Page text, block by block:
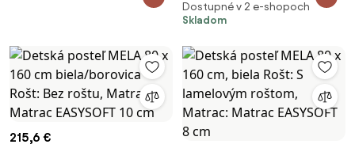
Matrac: Bez matraca
Dostupné v 2 e-shopoch
Skladom
215,6 €